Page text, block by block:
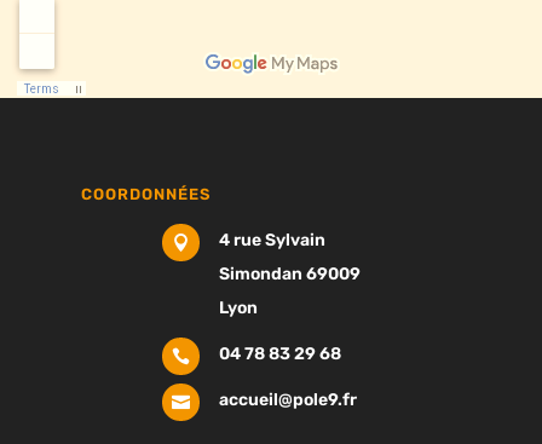
COORDONNÉES

4 rue Sylvain
Simondan 69009
Lyon
 04 78 83 29 68
 accueil@pole9.fr